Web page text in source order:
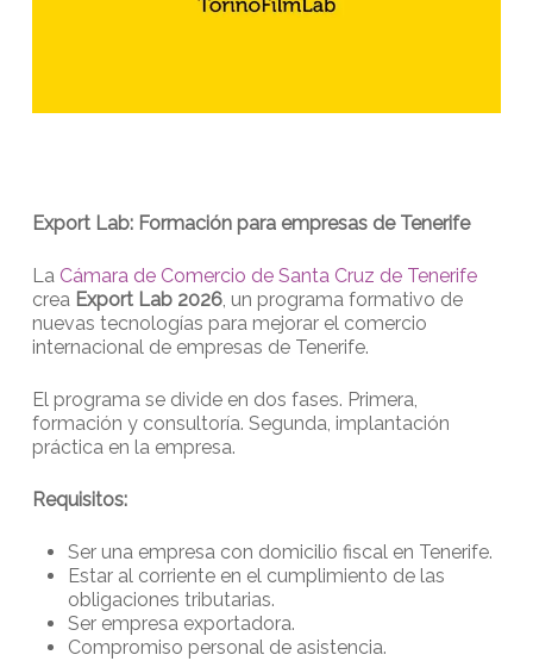
Export Lab: Formación para empresas de Tenerife
La Cámara de Comercio de Santa Cruz de Tenerife
crea Export Lab 2026, un programa formativo de
nuevas tecnologías para mejorar el comercio
internacional de empresas de Tenerife.
El programa se divide en dos fases. Primera,
formación y consultoría. Segunda, implantación
práctica en la empresa.
Requisitos:
Ser una empresa con domicilio fiscal en Tenerife.
Estar al corriente en el cumplimiento de las
obligaciones tributarias.
Ser empresa exportadora.
Compromiso personal de asistencia.